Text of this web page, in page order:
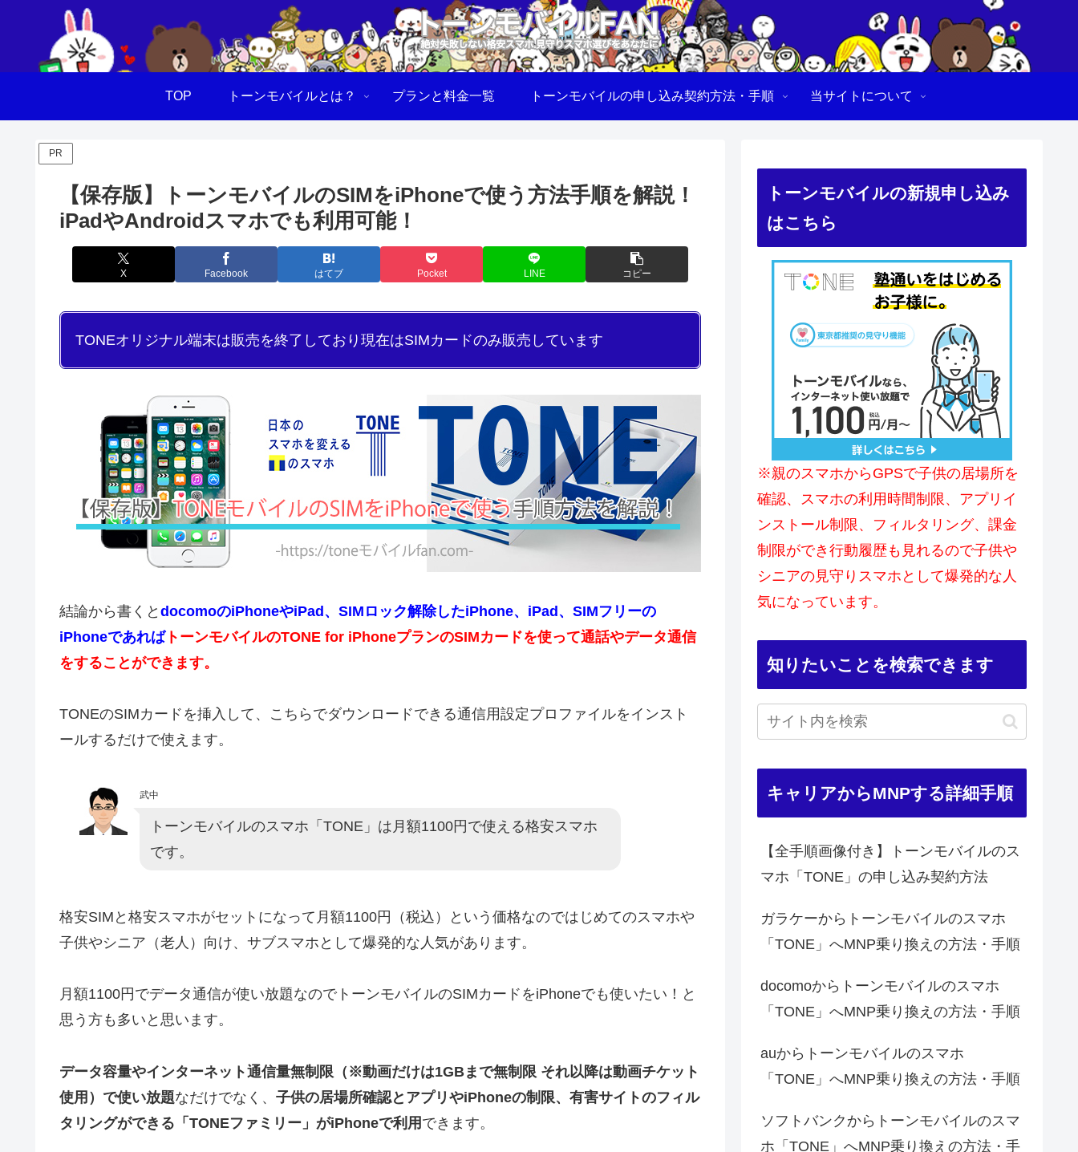
TOP トーンモバイルとは？ プランと料金一覧 トーンモバイルの申し込み契約方法・手順 当サイトについて
PR
【保存版】トーンモバイルのSIMをiPhoneで使う方法手順を解説！
iPadやAndroidスマホでも利用可能！
X Facebook はてブ Pocket LINE コピー
TONEオリジナル端末は販売を終了しており現在はSIMカードのみ販売しています
結論から書くと docomoのiPhoneやiPad、SIMロック解除したiPhone、iPad、SIMフリーの
iPhoneであればトーンモバイルのTONE for iPhoneプランのSIMカードを使って通話やデータ通信
をすることができます。
TONEのSIMカードを挿入して、こちらでダウンロードできる通信用設定プロファイルをインスト
ールするだけで使えます。
武中
トーンモバイルのスマホ「TONE」は月額1100円で使える格安スマホ
です。
格安SIMと格安スマホがセットになって月額1100円（税込）という価格なのではじめてのスマホや
子供やシニア（老人）向け、サブスマホとして爆発的な人気があります。
月額1100円でデータ通信が使い放題なのでトーンモバイルのSIMカードをiPhoneでも使いたい！と
思う方も多いと思います。
データ容量やインターネット通信量無制限（※動画だけは1GBまで無制限 それ以降は動画チケット
使用）で使い放題なだけでなく、 子供の居場所確認とアプリやiPhoneの制限、有害サイトのフィル
タリングができる「TONEファミリー」がiPhoneで利用 できます。
トーンモバイルの新規申し込み
はこちら
※親のスマホからGPSで子供の居場所を
確認、スマホの利用時間制限、アプリイ
ンストール制限、フィルタリング、課金
制限ができ行動履歴も見れるので子供や
シニアの見守りスマホとして爆発的な人
気になっています。
知りたいことを検索できます
キャリアからMNPする詳細手順
【全手順画像付き】トーンモバイルのス
マホ「TONE」の申し込み契約方法
ガラケーからトーンモバイルのスマホ
「TONE」へMNP乗り換えの方法・手順
docomoからトーンモバイルのスマホ
「TONE」へMNP乗り換えの方法・手順
auからトーンモバイルのスマホ
「TONE」へMNP乗り換えの方法・手順
ソフトバンクからトーンモバイルのスマ
ホ「TONE」へMNP乗り換えの方法・手